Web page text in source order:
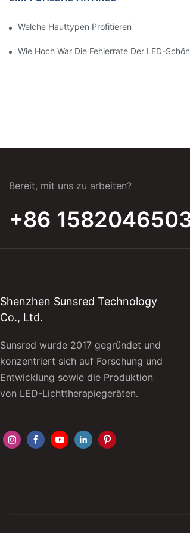
Welche Hauttypen Profitieren Von
Wie Hoch War Die Fehlerrate Der LED-
Bereit, mit uns zu arbeiten?
+86
Shenzhen Sunsred Technology
Co., Ltd.
Sunsred wurde 2017 gegründet und
konzentriert sich auf Forschung und
Entwicklung sowie die Produktion
von LED-Lichttherapiegeräten.